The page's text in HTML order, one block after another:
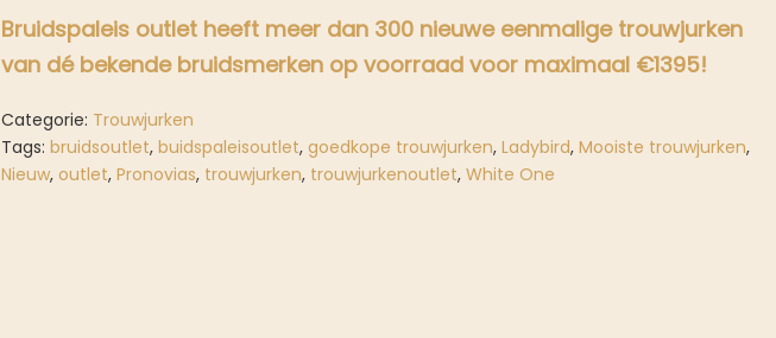
Bruidspaleis outlet heeft meer dan 300 nieuwe eenmalige trouwjurken
van dé bekende bruidsmerken op voorraad voor maximaal €1395!
Categorie: Trouwjurken
Tags: bruidsoutlet, buidspaleisoutlet, goedkope trouwjurken, Ladybird, Mooiste trouwjurken,
Nieuw, outlet, Pronovias, trouwjurken, trouwjurkenoutlet, White One